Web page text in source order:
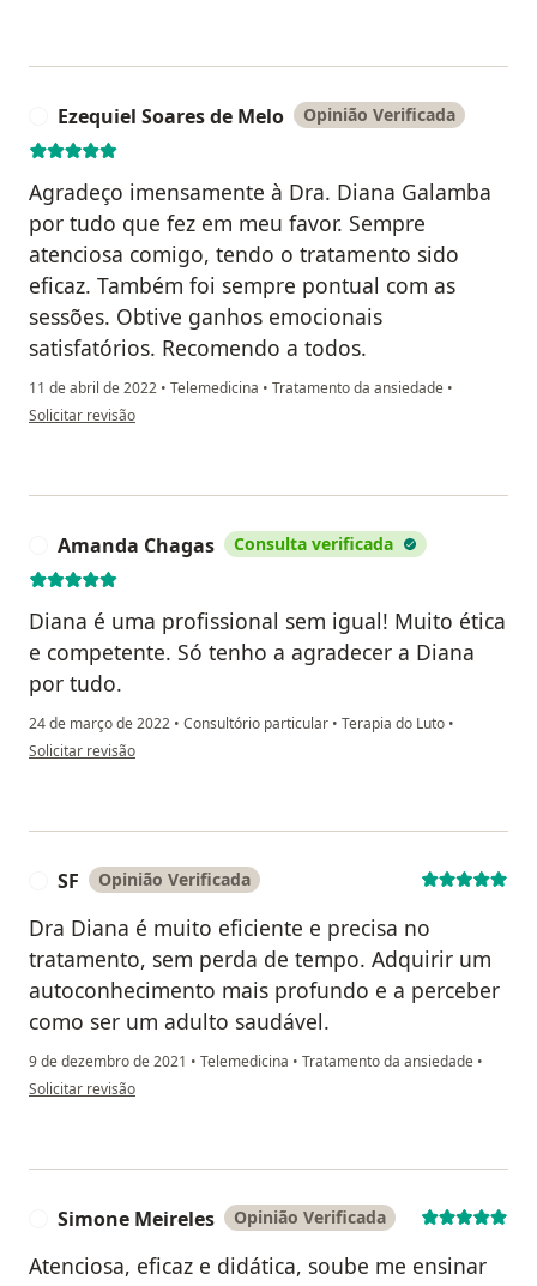
Ezequiel Soares de Melo Opinião Verificada
Agradeço imensamente à Dra. Diana Galamba
por tudo que fez em meu favor. Sempre
atenciosa comigo, tendo o tratamento sido
eficaz. Também foi sempre pontual com as
sessões. Obtive ganhos emocionais
satisfatórios. Recomendo a todos.
11 de abril de 2022 • Telemedicina • Tratamento da ansiedade •
na opinião do utilizador Ezequiel Soares de Melo
Solicitar revisão
Amanda Chagas Consulta verificada
Diana é uma profissional sem igual! Muito ética
e competente. Só tenho a agradecer a Diana
por tudo.
24 de março de 2022 • Consultório particular • Terapia do Luto •
na opinião do utilizador Amanda Chagas
Solicitar revisão
SF Opinião Verificada
Dra Diana é muito eficiente e precisa no
tratamento, sem perda de tempo. Adquirir um
autoconhecimento mais profundo e a perceber
como ser um adulto saudável.
9 de dezembro de 2021 • Telemedicina • Tratamento da ansiedade •
na opinião do utilizador SF
Solicitar revisão
Simone Meireles Opinião Verificada
Atenciosa, eficaz e didática, soube me ensinar